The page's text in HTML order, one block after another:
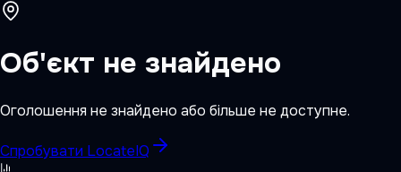
Об'єкт не знайдено
Оголошення не знайдено або більше не доступне.
Спробувати LocateIQ